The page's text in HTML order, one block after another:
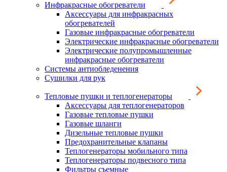
Инфракрасные обогреватели
Аксессуары для инфракрасных
обогревателей
Газовые инфракрасные обогреватели
Электрические инфракрасные обогреватели
Электрические полупромышленные
инфракрасные обогреватели
Системы антиобледенения
Сушилки для рук
Тепловые пушки и теплогенераторы
Аксессуары для теплогенераторов
Газовые тепловые пушки
Газовые шланги
Дизельные тепловые пушки
Предохранительные клапаны
Теплогенераторы мобильного типа
Теплогенераторы подвесного типа
Фильтры съемные